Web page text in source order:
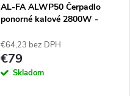
AL-FA ALWP50 Čerpadlo
ponorné kalové 2800W -
€64,23 bez DPH
€79
Skladom